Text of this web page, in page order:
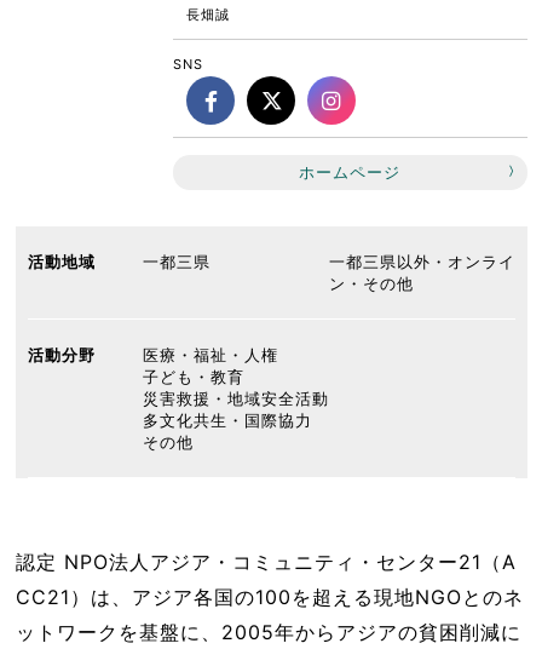
長畑誠
SNS
ホームページ
活動地域 一都三県
一都三県以外・オンライ
ン・その他
活動分野
医療・福祉・人権
子ども・教育
災害救援・地域安全活動
多文化共生・国際協力
その他
認定 NPO法人アジア・コミュニティ・センター21（A
CC21）は、アジア各国の100を超える現地NGOとのネ
ットワークを基盤に、2005年からアジアの貧困削減に